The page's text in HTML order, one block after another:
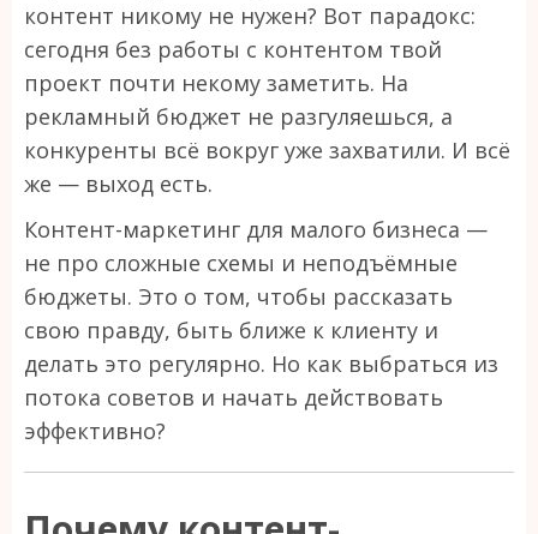
контент никому не нужен? Вот парадокс:
сегодня без работы с контентом твой
проект почти некому заметить. На
рекламный бюджет не разгуляешься, а
конкуренты всё вокруг уже захватили. И всё
же — выход есть.
Контент-маркетинг для малого бизнеса —
не про сложные схемы и неподъёмные
бюджеты. Это о том, чтобы рассказать
свою правду, быть ближе к клиенту и
делать это регулярно. Но как выбраться из
потока советов и начать действовать
эффективно?